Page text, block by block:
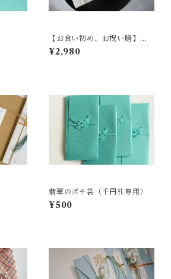
【お食い初め、お祝い膳】水
引飾りのセット【紅白】
¥2,980
翡翠のポチ袋（千円札専用）
¥500